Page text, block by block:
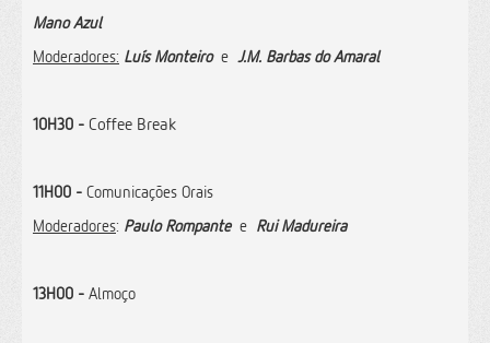
Mano Azul
Moderadores: Luís Monteiroe J.M. Barbas do Amaral
10H30 - Coffee Break
11H00 - Comunicações Orais
Moderadores: Paulo Rompantee Rui Madureira
13H00 - Almoço